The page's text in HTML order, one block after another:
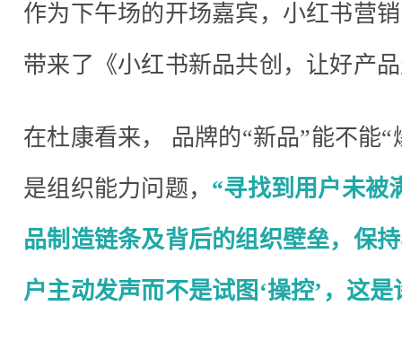
作为下午场的开场嘉宾，小红书营
带来了《小红书新品共创，让好产
在杜康看来， 品牌的“新品”能不能
是组织能力问题， “寻找到用户未被
品制造链条及背后的组织壁垒，保
户主动发声而不是试图‘操控’，这